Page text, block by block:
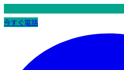
今すぐ電話